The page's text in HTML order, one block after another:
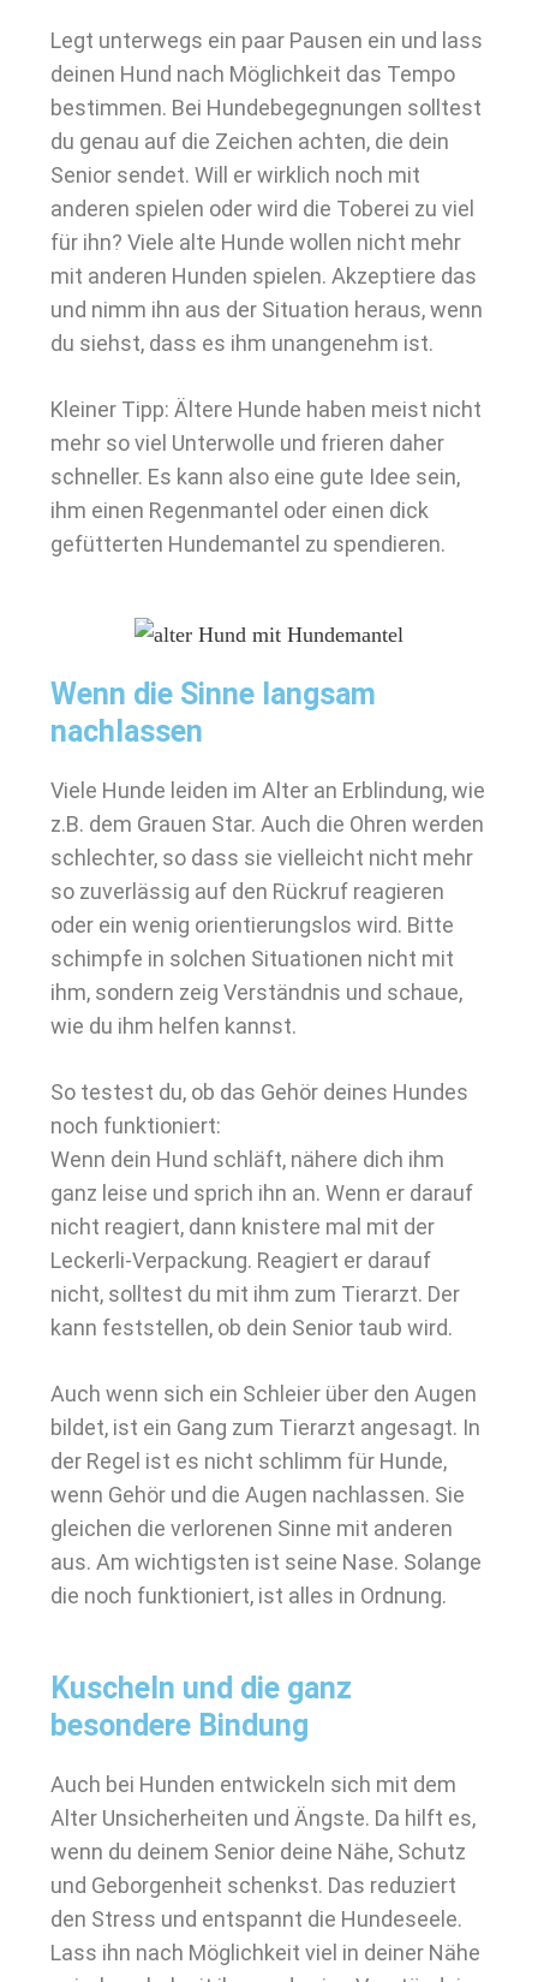
Legt unterwegs ein paar Pausen ein und lass
deinen Hund nach Möglichkeit das Tempo
bestimmen. Bei Hundebegegnungen solltest
du genau auf die Zeichen achten, die dein
Senior sendet. Will er wirklich noch mit
anderen spielen oder wird die Toberei zu viel
für ihn? Viele alte Hunde wollen nicht mehr
mit anderen Hunden spielen. Akzeptiere das
und nimm ihn aus der Situation heraus, wenn
du siehst, dass es ihm unangenehm ist.
Kleiner Tipp: Ältere Hunde haben meist nicht
mehr so viel Unterwolle und frieren daher
schneller. Es kann also eine gute Idee sein,
ihm einen Regenmantel oder einen dick
gefütterten Hundemantel zu spendieren.
Wenn die Sinne langsam
nachlassen
Viele Hunde leiden im Alter an Erblindung, wie
z.B. dem Grauen Star. Auch die Ohren werden
schlechter, so dass sie vielleicht nicht mehr
so zuverlässig auf den Rückruf reagieren
oder ein wenig orientierungslos wird. Bitte
schimpfe in solchen Situationen nicht mit
ihm, sondern zeig Verständnis und schaue,
wie du ihm helfen kannst.
So testest du, ob das Gehör deines Hundes
noch funktioniert:
Wenn dein Hund schläft, nähere dich ihm
ganz leise und sprich ihn an. Wenn er darauf
nicht reagiert, dann knistere mal mit der
Leckerli-Verpackung. Reagiert er darauf
nicht, solltest du mit ihm zum Tierarzt. Der
kann feststellen, ob dein Senior taub wird.
Auch wenn sich ein Schleier über den Augen
bildet, ist ein Gang zum Tierarzt angesagt. In
der Regel ist es nicht schlimm für Hunde,
wenn Gehör und die Augen nachlassen. Sie
gleichen die verlorenen Sinne mit anderen
aus. Am wichtigsten ist seine Nase. Solange
die noch funktioniert, ist alles in Ordnung.
Kuscheln und die ganz
besondere Bindung
Auch bei Hunden entwickeln sich mit dem
Alter Unsicherheiten und Ängste. Da hilft es,
wenn du deinem Senior deine Nähe, Schutz
und Geborgenheit schenkst. Das reduziert
den Stress und entspannt die Hundeseele.
Lass ihn nach Möglichkeit viel in deiner Nähe